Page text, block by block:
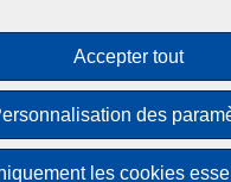
Accepter tout
des
les cookies
Cookies
Accessibilité
© 2026 Police.be